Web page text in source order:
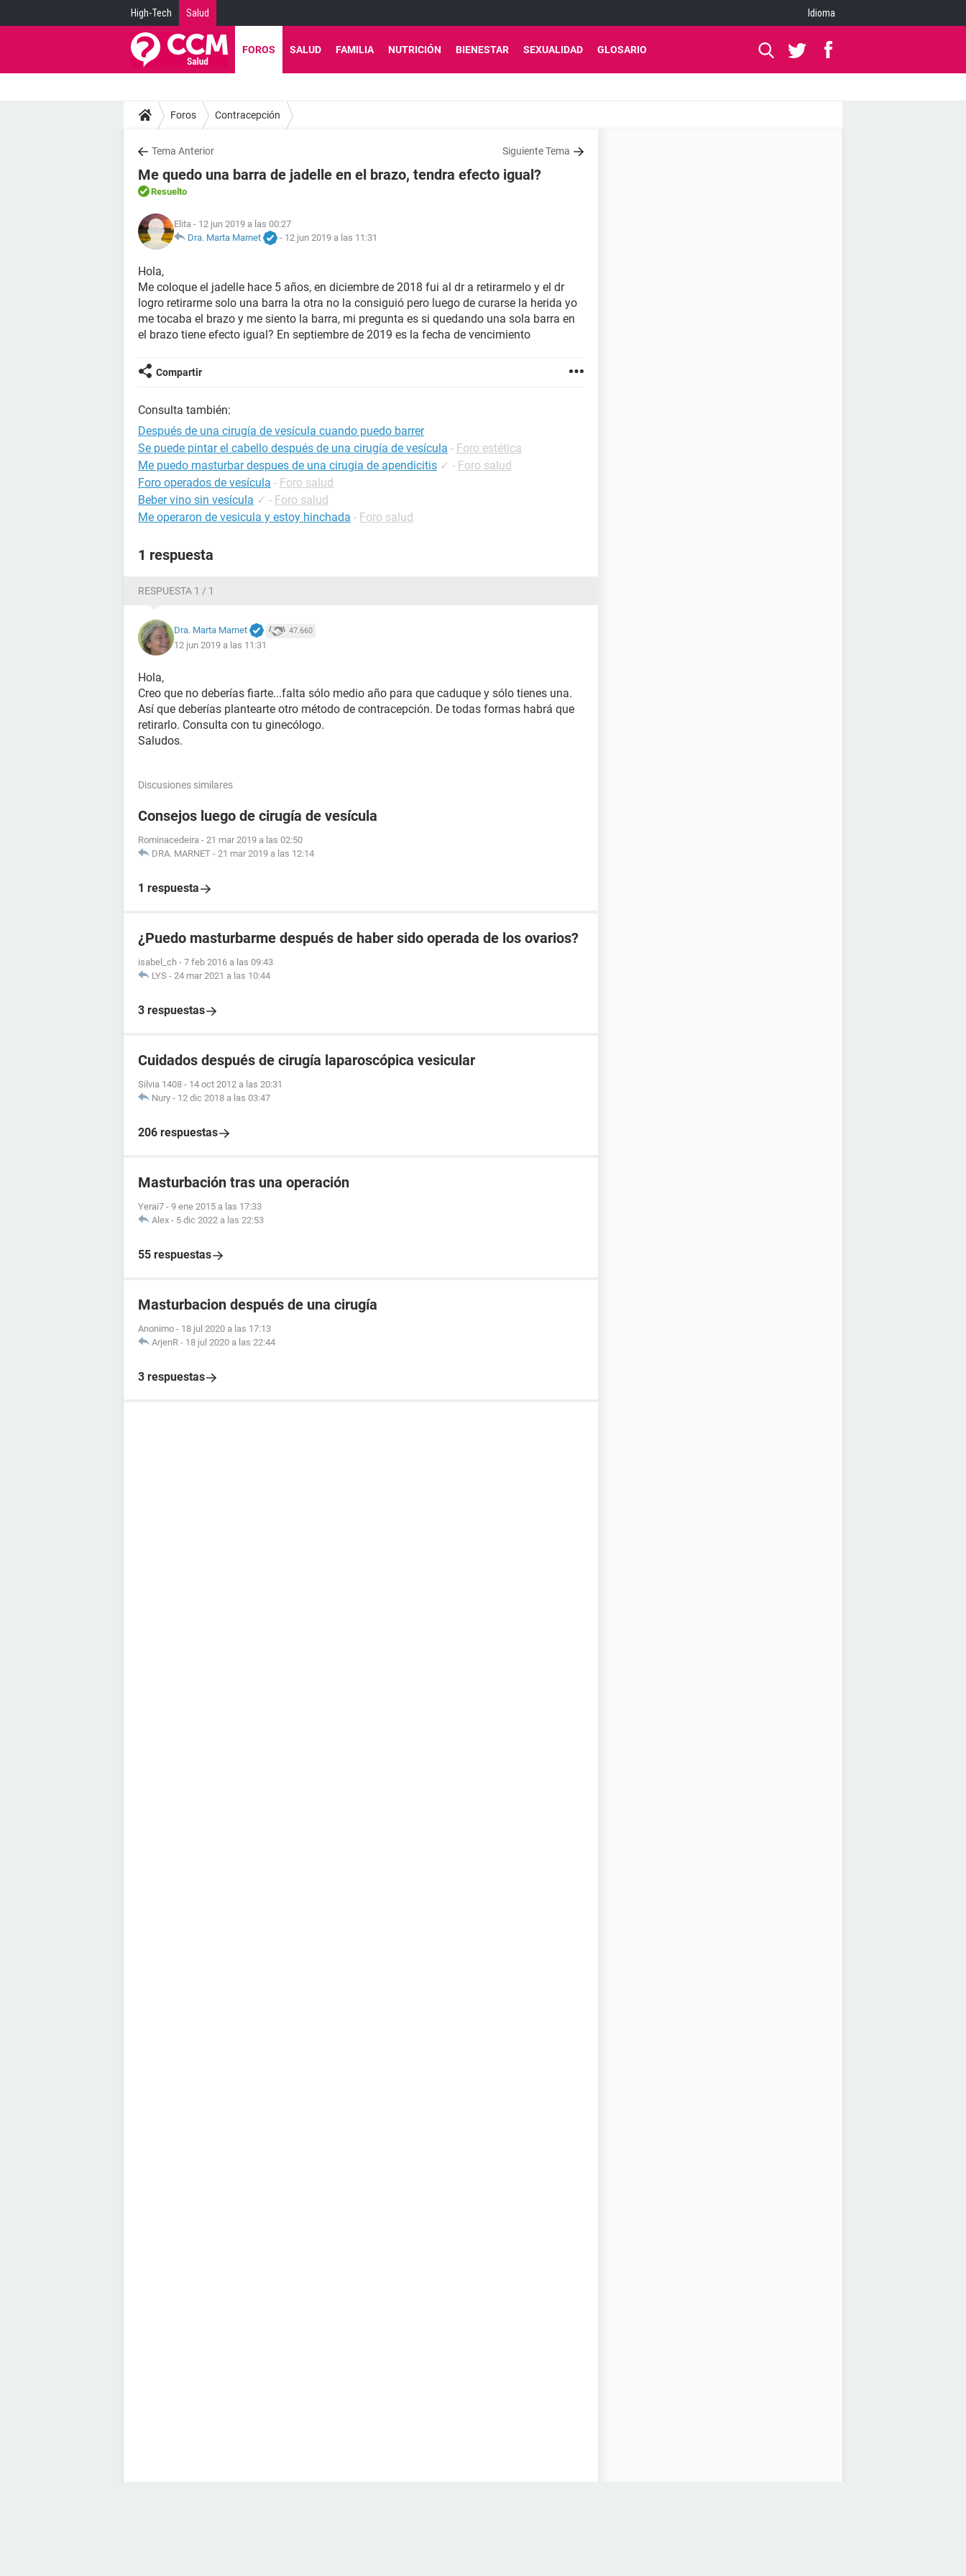
High-Tech Salud Idioma
FOROS SALUD FAMILIA NUTRICIÓN BIENESTAR SEXUALIDAD GLOSARIO
Foros Contracepción
Tema Anterior Siguiente Tema
Me quedo una barra de jadelle en el brazo, tendra efecto igual?
Resuelto
Elita - 12 jun 2019 a las 00:27
Dra. Marta Marnet
- 12 jun 2019 a las 11:31
Hola,
Me coloque el jadelle hace 5 años, en diciembre de 2018 fui al dr a retirarmelo y el dr
logro retirarme solo una barra la otra no la consiguió pero luego de curarse la herida yo
me tocaba el brazo y me siento la barra, mi pregunta es si quedando una sola barra en
el brazo tiene efecto igual? En septiembre de 2019 es la fecha de vencimiento
Compartir
Consulta también:
Después de una cirugía de vesícula cuando puedo barrer
Se puede pintar el cabello después de una cirugía de vesícula - Foro estética
Me puedo masturbar despues de una cirugia de apendicitis ✓ - Foro salud
Foro operados de vesícula - Foro salud
Beber vino sin vesícula ✓ - Foro salud
Me operaron de vesicula y estoy hinchada - Foro salud
1 respuesta
RESPUESTA 1 / 1
Dra. Marta Marnet 47.660
12 jun 2019 a las 11:31
Hola,
Creo que no deberías fiarte...falta sólo medio año para que caduque y sólo tienes una.
Así que deberías plantearte otro método de contracepción. De todas formas habrá que
retirarlo. Consulta con tu ginecólogo.
Saludos.
Discusiones similares
Consejos luego de cirugía de vesícula
Rominacedeira - 21 mar 2019 a las 02:50
DRA. MARNET - 21 mar 2019 a las 12:14
1 respuesta
¿Puedo masturbarme después de haber sido operada de los ovarios?
isabel_ch - 7 feb 2016 a las 09:43
LYS - 24 mar 2021 a las 10:44
3 respuestas
Cuidados después de cirugía laparoscópica vesicular
Silvia 1408 - 14 oct 2012 a las 20:31
Nury - 12 dic 2018 a las 03:47
206 respuestas
Masturbación tras una operación
Yerai7 - 9 ene 2015 a las 17:33
Alex - 5 dic 2022 a las 22:53
55 respuestas
Masturbacion después de una cirugía
Anonimo - 18 jul 2020 a las 17:13
ArjenR - 18 jul 2020 a las 22:44
3 respuestas